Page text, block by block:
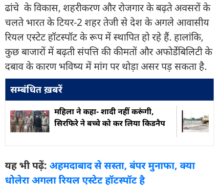
ढांचे के विकास, शहरीकरण और रोजगार के बढ़ते अवसरों के
चलते भारत के टियर-2 शहर तेजी से देश के अगले आवासीय
रियल एस्टेट हॉटस्पॉट के रूप में स्थापित हो रहे हैं. हालांकि,
कुछ बाजारों में बढ़ती संपत्ति की कीमतों और अफोर्डेबिलिटी के
दबाव के कारण भविष्य में मांग पर थोड़ा असर पड़ सकता है.
सम्बंधित ख़बरें
महिला ने कहा- शादी नहीं करूंगी,
सिरफिरे ने बच्चे को कर लिया किडनैप
यह भी पढ़ें: अहमदाबाद से सस्ता, बंपर मुनाफा, क्या
धोलेरा अगला रियल एस्टेट हॉटस्पॉट है